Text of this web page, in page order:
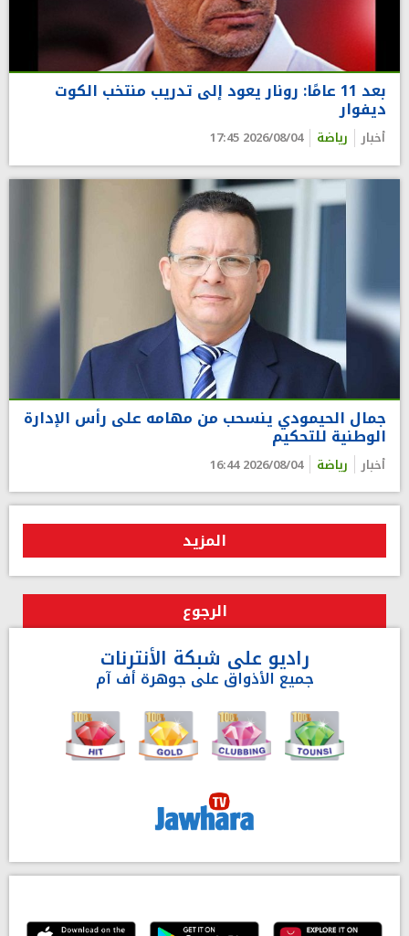
بعد 11 عامًا: رونار يعود إلى تدريب منتخب الكوت
ديفوار
أخبار رياضة 2026/08/04 17:45
جمال الحيمودي ينسحب من مهامه على رأس الإدارة
الوطنية للتحكيم
أخبار رياضة 2026/08/04 16:44
المزيد
الرجوع
راديو على شبكة الأنترنات
جميع الأذواق على جوهرة أف آم